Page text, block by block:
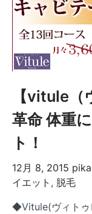
【vitule
革命 体重
ト！
12月 8, 2015
イエット , 脱毛
◆Vitule(ヴィト